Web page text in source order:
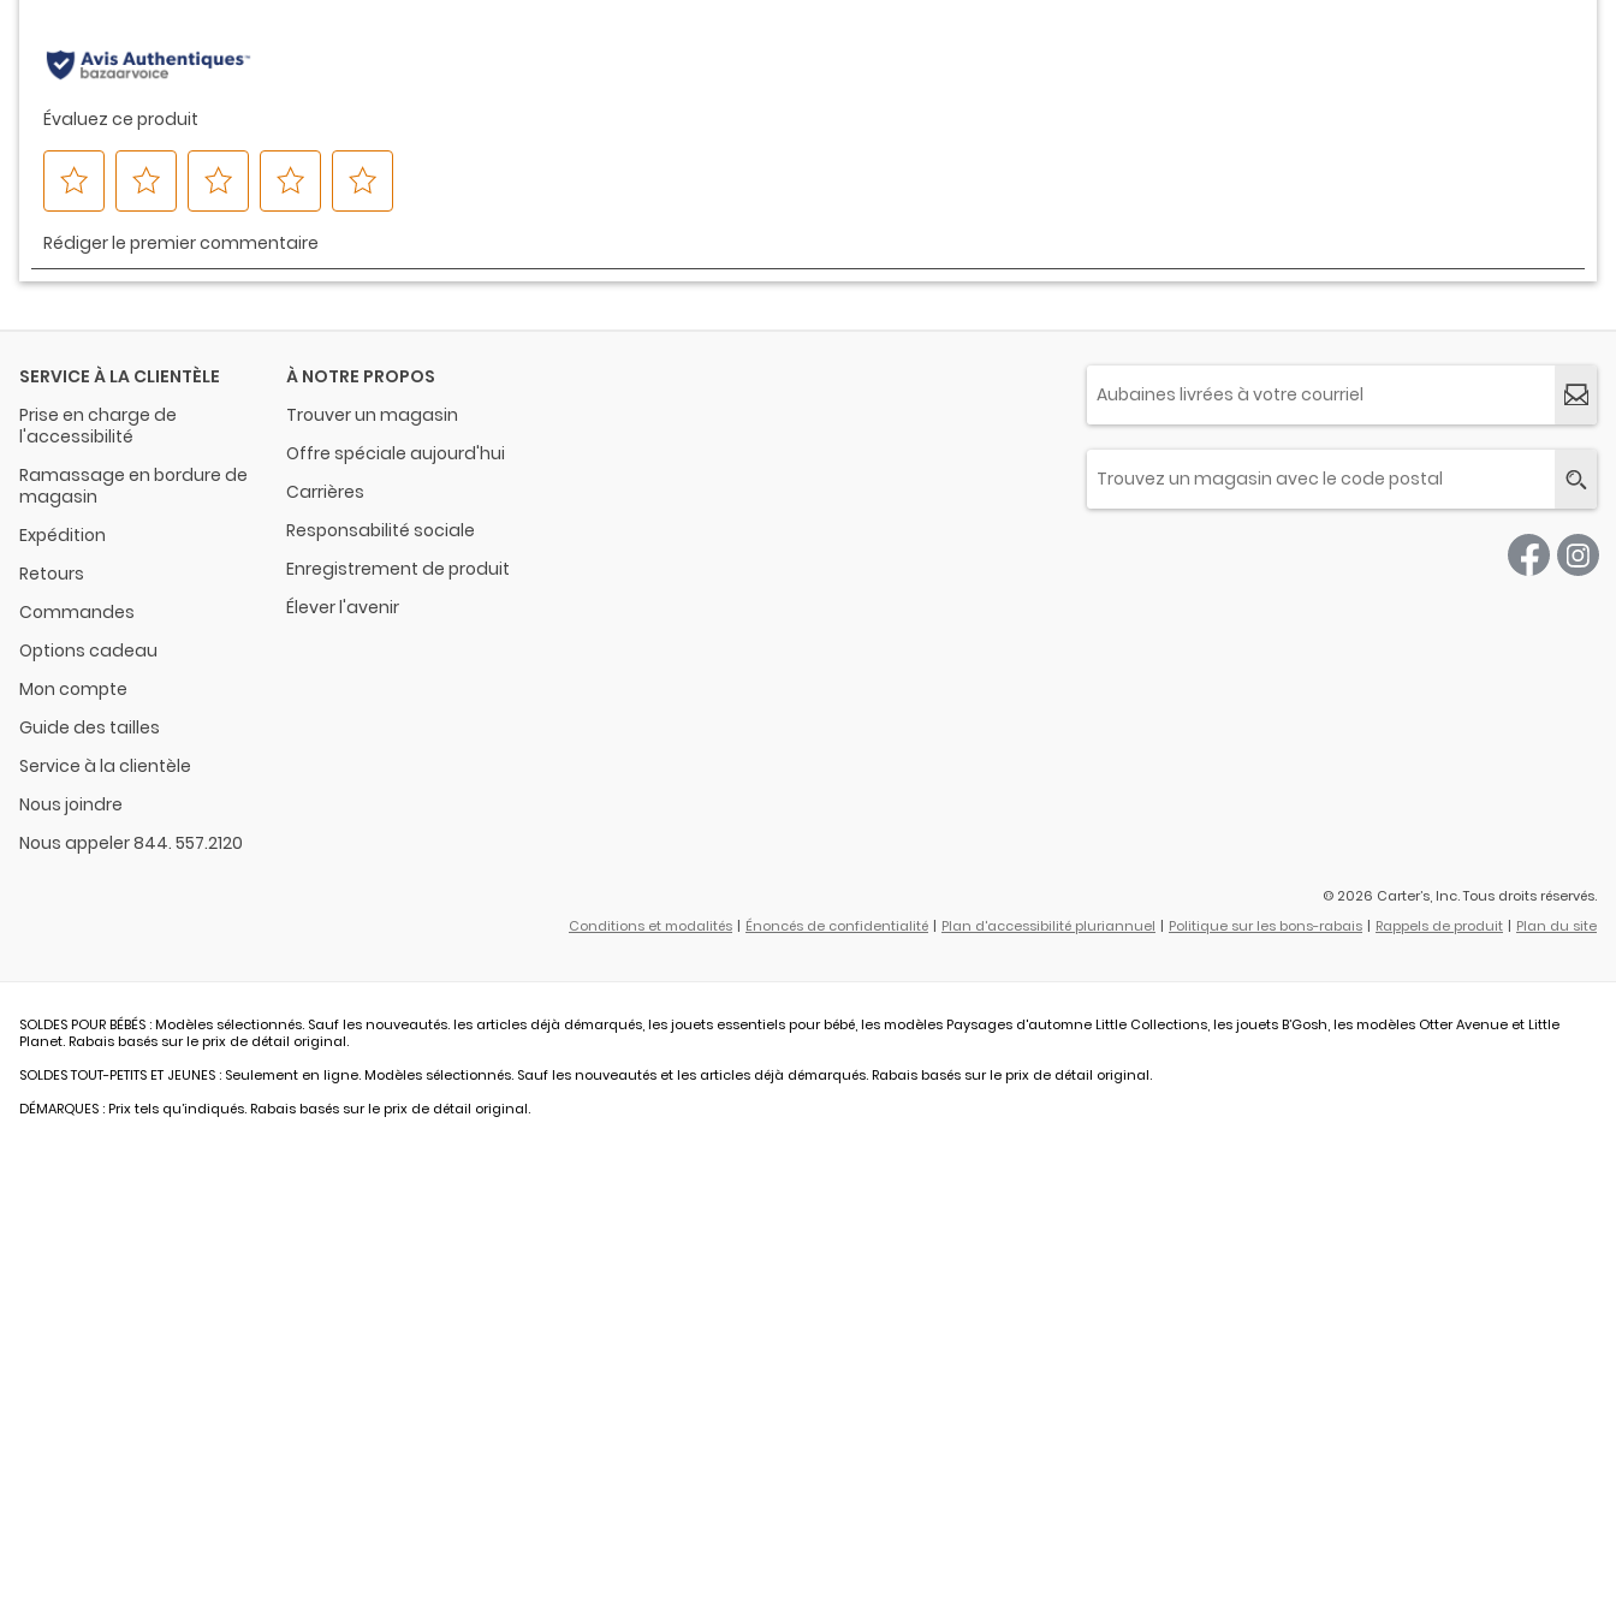
SERVICE À LA CLIENTÈLE
Prise en charge de
l'accessibilité
Ramassage en bordure de
magasin
Expédition
Retours
Commandes
Options cadeau
Mon compte
Guide des tailles
Service à la clientèle
Nous joindre
Nous appeler 844. 557.2120
À NOTRE PROPOS
Trouver un magasin
Offre spéciale aujourd'hui
Carrières
Responsabilité sociale
Enregistrement de produit
Élever l'avenir
© 2026 Carter’s, Inc. Tous droits réservés.
Conditions et modalités
Énoncés de confidentialité Plan d'accessibilité pluriannuel Politique sur les bons-rabais Rappels de produit Plan du site
SOLDES POUR BÉBÉS : Modèles sélectionnés. Sauf les nouveautés. les articles déjà démarqués, les jouets essentiels pour bébé, les modèles Paysages d'automne Little Collections, les jouets B’Gosh, les modèles Otter Avenue et Little
Planet. Rabais basés sur le prix de détail original.
SOLDES TOUT-PETITS ET JEUNES : Seulement en ligne. Modèles sélectionnés. Sauf les nouveautés et les articles déjà démarqués. Rabais basés sur le prix de détail original.
DÉMARQUES : Prix tels qu’indiqués. Rabais basés sur le prix de détail original.